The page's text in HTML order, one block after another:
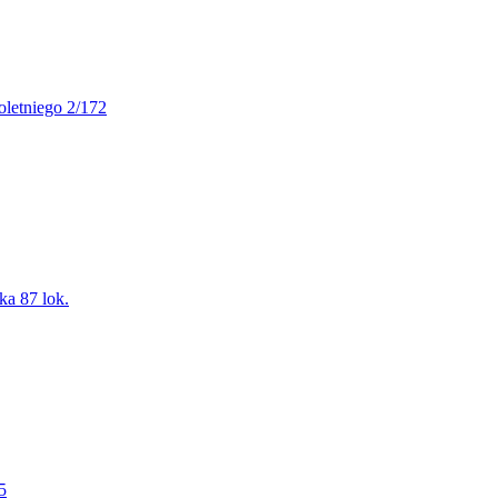
2/172
87 lok.